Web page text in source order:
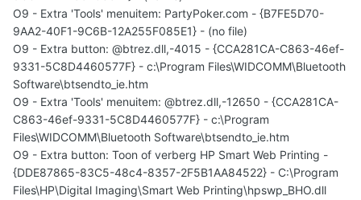
O9 - Extra 'Tools' menuitem: PartyPoker.com - {B7FE5D70-
9AA2-40F1-9C6B-12A255F085E1} - (no file)
O9 - Extra button: @btrez.dll,-4015 - {CCA281CA-C863-46ef-
9331-5C8D4460577F} - c:\Program Files\WIDCOMM\Bluetooth
Software\btsendto_ie.htm
O9 - Extra 'Tools' menuitem: @btrez.dll,-12650 - {CCA281CA-
C863-46ef-9331-5C8D4460577F} - c:\Program
Files\WIDCOMM\Bluetooth Software\btsendto_ie.htm
O9 - Extra button: Toon of verberg HP Smart Web Printing -
{DDE87865-83C5-48c4-8357-2F5B1AA84522} - C:\Program
Files\HP\Digital Imaging\Smart Web Printing\hpswp_BHO.dll